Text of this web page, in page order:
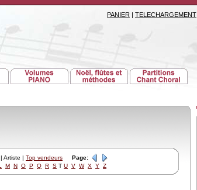
PANIER | TELECHARGEMENT
| Artiste | Top vendeurs
Page:
M N O P Q R S T U V W X Y Z